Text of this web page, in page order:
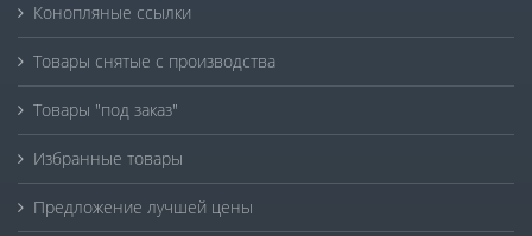
Конопляные ссылки
Товары снятые с производства
Товары "под заказ"
Избранные товары
Предложение лучшей цены